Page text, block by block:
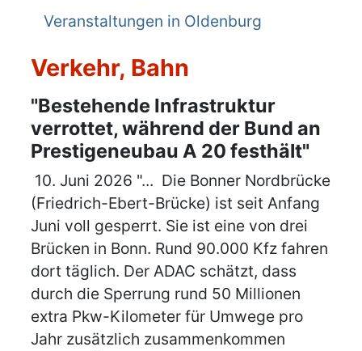
Veranstaltungen in Oldenburg
Verkehr, Bahn
Details
"Bestehende Infrastruktur
verrottet, während der Bund an
Prestigeneubau A 20 festhält"
10. Juni 2026 "... Die Bonner Nordbrücke
(Friedrich-Ebert-Brücke) ist seit Anfang
Juni voll gesperrt. Sie ist eine von drei
Brücken in Bonn. Rund 90.000 Kfz fahren
dort täglich. Der ADAC schätzt, dass
durch die Sperrung rund 50 Millionen
extra Pkw-Kilometer für Umwege pro
Jahr zusätzlich zusammenkommen